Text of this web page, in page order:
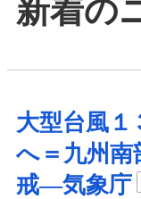
新着の
大型台風１
へ＝九州南
戒―気象庁